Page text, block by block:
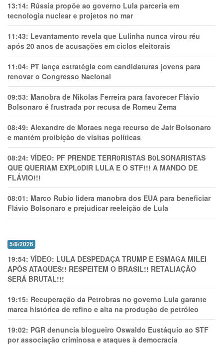
13:14: Rússia propõe ao governo Lula parceria em
tecnologia nuclear e projetos no mar
11:43: Levantamento revela que Lulinha nunca virou réu
após 20 anos de acusações em ciclos eleitorais
11:04: PT lança estratégia com candidaturas jovens para
renovar o Congresso Nacional
09:53: Manobra de Nikolas Ferreira para favorecer Flávio
Bolsonaro é frustrada por recusa de Romeu Zema
08:49: Alexandre de Moraes nega recurso de Jair Bolsonaro
e mantém proibição de visitas políticas
08:24: VÍDEO: PF PRENDE TERR0RlSTAS B0LSONARlSTAS
QUE QUERIAM EXPL0DlR LULA E O STF!!! A MANDO DE
FLÁVIO!!!
08:01: Marco Rubio lidera manobra dos EUA para beneficiar
Flávio Bolsonaro e prejudicar reeleição de Lula
5/8/2026
19:54: VÍDEO: LULA DESPEDAÇA TRUMP E ESMAGA MILEI
APÓS ATAQUES!! RESPEITEM O BRASIL!! RETALIAÇÃO
SERÁ BRUTAL!!!
19:15: Recuperação da Petrobras no governo Lula garante
marca histórica de refino e alta na produção de petróleo
19:02: PGR denuncia blogueiro Oswaldo Eustáquio ao STF
por associação criminosa e ataques à democracia